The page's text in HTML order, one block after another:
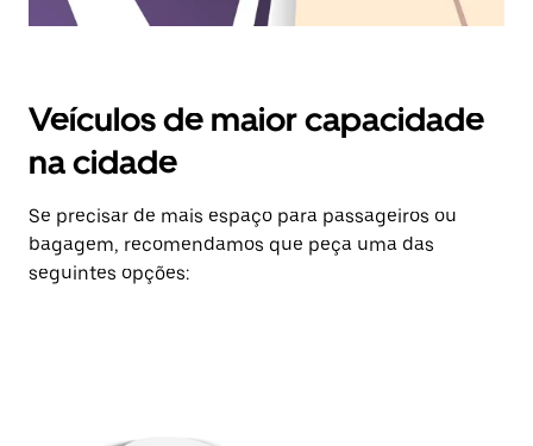
Veículos de maior capacidade
na cidade
Se precisar de mais espaço para passageiros ou
bagagem, recomendamos que peça uma das
seguintes opções: